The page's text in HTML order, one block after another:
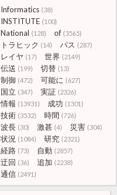
Informatics (38)
INSTITUTE (100)
National (128) of (3565)
トラヒック (14) パス (287)
レイヤ (17) 世界 (2149)
伝送 (199) 切替 (13)
制御 (472) 可能に (627)
国立 (347) 実証 (2326)
情報 (13931) 成功 (1301)
技術 (3532) 時間 (726)
波長 (30) 激甚 (4) 災害 (304)
状況 (1084) 研究 (2321)
経路 (73) 自動 (2857)
迂回 (36) 追加 (2238)
通信 (2491)